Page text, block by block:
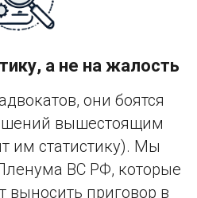
а не на жалость
они боятся
вышестоящим
им статистику). Мы
ВС РФ, которые
приговор в